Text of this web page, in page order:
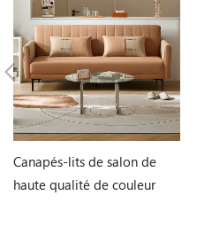
Canapés-lits de salon de
haute qualité de couleur